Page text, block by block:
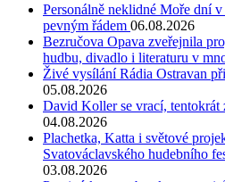
Personálně neklidné Moře dní
pevným řádem 06.08.2026
Bezručova Opava zveřejnila
hudbu, divadlo i literaturu v
Živé vysílání Rádia Ostravan
05.08.2026
David Koller se vrací, tentokrát
04.08.2026
Plachetka, Katta i světové
Svatováclavského hudebního
03.08.2026